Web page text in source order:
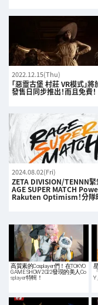
2022.12.15(Thu)
「惡靈古堡 村莊 VR模式」將
發售日同步推出！而且免費！
2024.08.02(Fri)
ZETA DIVISION/TENNN緊
AGE SUPER MATCH
Rakuten Optimism！分
高質素的Cosplayer們！在TOKYO
GAME SHOW 2022發現的美人Co
splayer特輯！
Y